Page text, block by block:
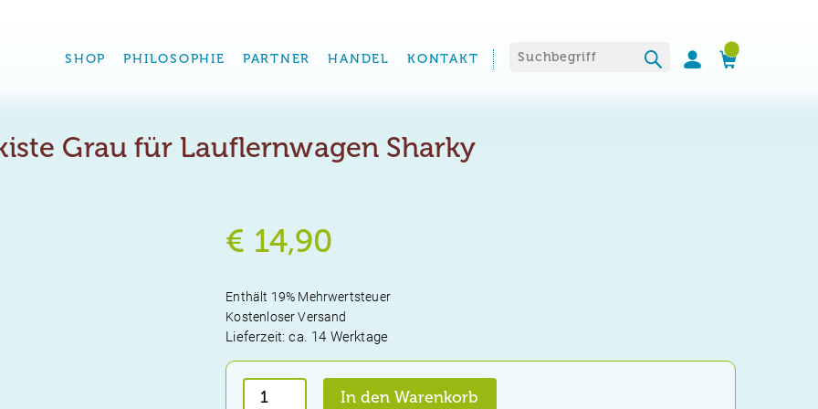
SHOP PHILOSOPHIE PARTNER HANDEL KONTAKT
Grau für Lauflernwagen Sharky
€ 14,90
Enthält 19% Mehrwertsteuer
Kostenloser Versand
Lieferzeit: ca. 14 Werktage
Stoffkiste
Grau
In den Warenkorb